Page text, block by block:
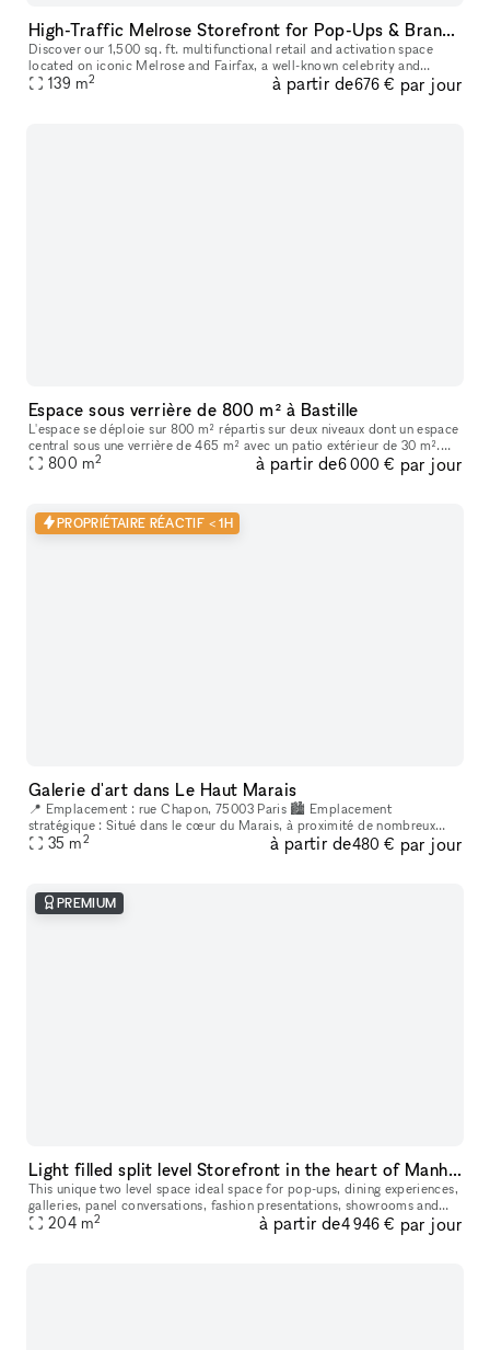
High-Traffic Melrose Storefront for Pop-Ups & Brand Activations
Discover our 1,500 sq. ft. multifunctional retail and activation space
located on iconic Melrose and Fairfax, a well-known celebrity and
cultural hotspot in Los Angeles. Surrounded by luxury brands
139 m2 à partir de676 € par jour
Espace sous verrière de 800 m² à Bastille
L'espace se déploie sur 800 m² répartis sur deux niveaux dont un espace
central sous une verrière de 465 m² avec un patio extérieur de 30 m².
Vous trouverez en pièce jointe une présentation détaillée
800 m2 à partir de6 000 € par jour
PROPRIÉTAIRE RÉACTIF < 1H
Galerie d'art dans Le Haut Marais
📍 Emplacement : rue Chapon, 75003 Paris 🏙 Emplacement
stratégique : Situé dans le cœur du Marais, à proximité de nombreux
lieux culturels et artistiques. Un espace créatif indépendant, situé au
35 m2 à partir de480 € par jour
PREMIUM
Light filled split level Storefront in the heart of Manhattan (with high ceilings and multiple rooms)
This unique two level space ideal space for pop-ups, dining experiences,
galleries, panel conversations, fashion presentations, showrooms and
more. With a total ceiling height of 26' the two story s
204 m2 à partir de4 946 € par jour